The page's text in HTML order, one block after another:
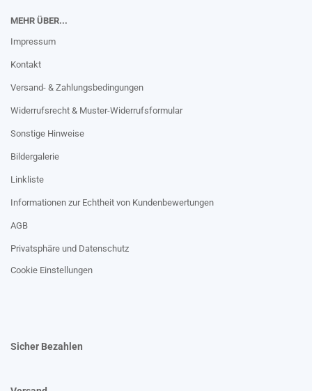
MEHR ÜBER...
Impressum
Kontakt
Versand- & Zahlungsbedingungen
Widerrufsrecht & Muster-Widerrufsformular
Sonstige Hinweise
Bildergalerie
Linkliste
Informationen zur Echtheit von Kundenbewertungen
AGB
Privatsphäre und Datenschutz
Cookie Einstellungen
Sicher Bezahlen